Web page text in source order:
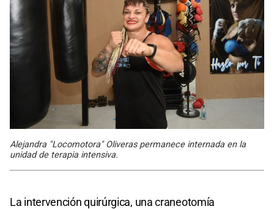
Alejandra "Locomotora" Oliveras permanece internada en la
unidad de terapia intensiva.
La intervención quirúrgica, una craneotomía